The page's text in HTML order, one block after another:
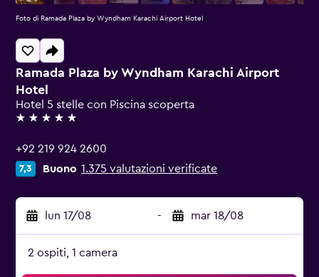
Ramada Plaza by Wyndham Karachi Airport
Hotel
Hotel 5 stelle con Piscina scoperta
5 stelle
+92 219 924 2600
7,3 Buono 1.375 valutazioni verificate
lun 17/08 - mar 18/08
2 ospiti, 1 camera
Foto di Ramada Plaza by Wyndham Karachi Airport Hotel